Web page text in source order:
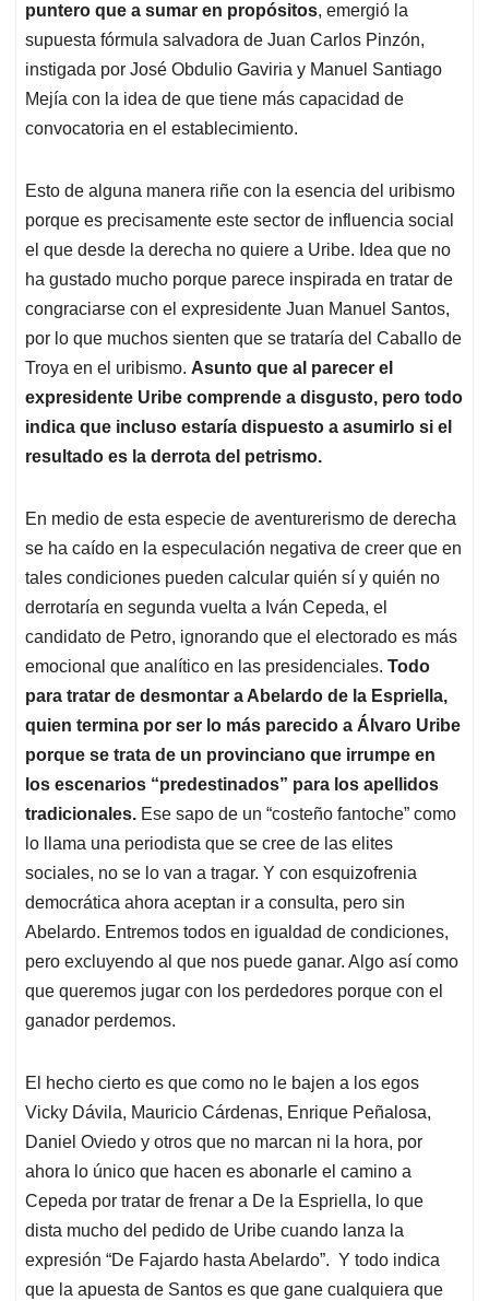
puntero que a sumar en propósitos, emergió la
supuesta fórmula salvadora de Juan Carlos Pinzón,
instigada por José Obdulio Gaviria y Manuel Santiago
Mejía con la idea de que tiene más capacidad de
convocatoria en el establecimiento.
Esto de alguna manera riñe con la esencia del uribismo
porque es precisamente este sector de influencia social
el que desde la derecha no quiere a Uribe. Idea que no
ha gustado mucho porque parece inspirada en tratar de
congraciarse con el expresidente Juan Manuel Santos,
por lo que muchos sienten que se trataría del Caballo de
Troya en el uribismo. Asunto que al parecer el
expresidente Uribe comprende a disgusto, pero todo
indica que incluso estaría dispuesto a asumirlo si el
resultado es la derrota del petrismo.
En medio de esta especie de aventurerismo de derecha
se ha caído en la especulación negativa de creer que en
tales condiciones pueden calcular quién sí y quién no
derrotaría en segunda vuelta a Iván Cepeda, el
candidato de Petro, ignorando que el electorado es más
emocional que analítico en las presidenciales. Todo
para tratar de desmontar a Abelardo de la Espriella,
quien termina por ser lo más parecido a Álvaro Uribe
porque se trata de un provinciano que irrumpe en
los escenarios “predestinados” para los apellidos
tradicionales. Ese sapo de un “costeño fantoche” como
lo llama una periodista que se cree de las elites
sociales, no se lo van a tragar. Y con esquizofrenia
democrática ahora aceptan ir a consulta, pero sin
Abelardo. Entremos todos en igualdad de condiciones,
pero excluyendo al que nos puede ganar. Algo así como
que queremos jugar con los perdedores porque con el
ganador perdemos.
El hecho cierto es que como no le bajen a los egos
Vicky Dávila, Mauricio Cárdenas, Enrique Peñalosa,
Daniel Oviedo y otros que no marcan ni la hora, por
ahora lo único que hacen es abonarle el camino a
Cepeda por tratar de frenar a De la Espriella, lo que
dista mucho del pedido de Uribe cuando lanza la
expresión “De Fajardo hasta Abelardo”. Y todo indica
que la apuesta de Santos es que gane cualquiera que